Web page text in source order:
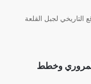
لجبل القلعة
المروري وخطط